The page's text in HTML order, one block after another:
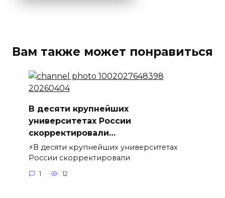
Вам также может понравиться
В десяти крупнейших
университетах России
скорректировали…
⚡️В десяти крупнейших университетах
России скорректировали
1 12